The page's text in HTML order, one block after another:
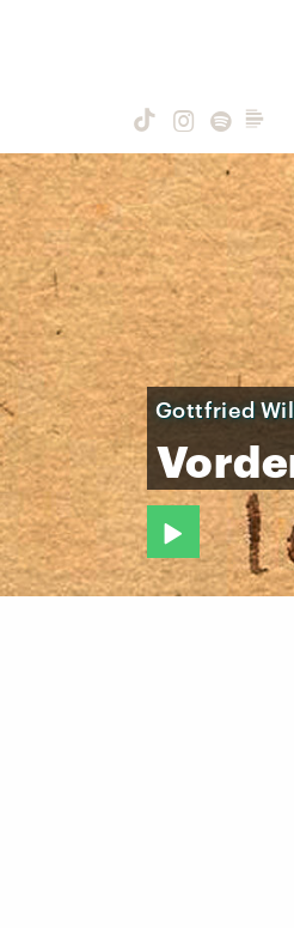
Gottfried